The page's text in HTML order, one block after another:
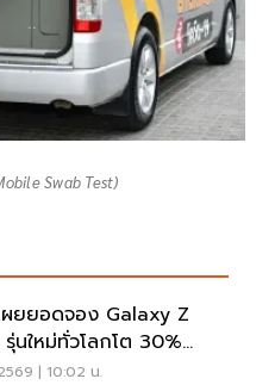
Swab Test)
ผยยอดจอง Galaxy Z
นใหม่ทั่วโลกโต 30%
แตะ 1.44 ล้านเครื่อง
| 10:02 น.